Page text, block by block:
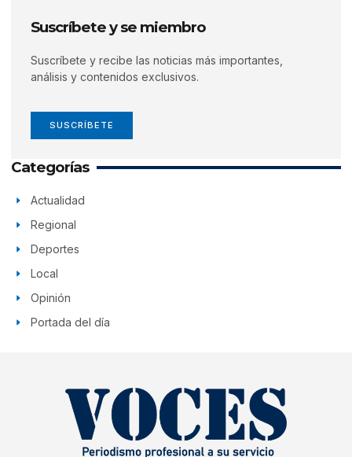
Suscríbete y se miembro
Suscríbete y recibe las noticias más importantes,
análisis y contenidos exclusivos.
SUSCRÍBETE
Categorías
Actualidad
Regional
Deportes
Local
Opinión
Portada del día